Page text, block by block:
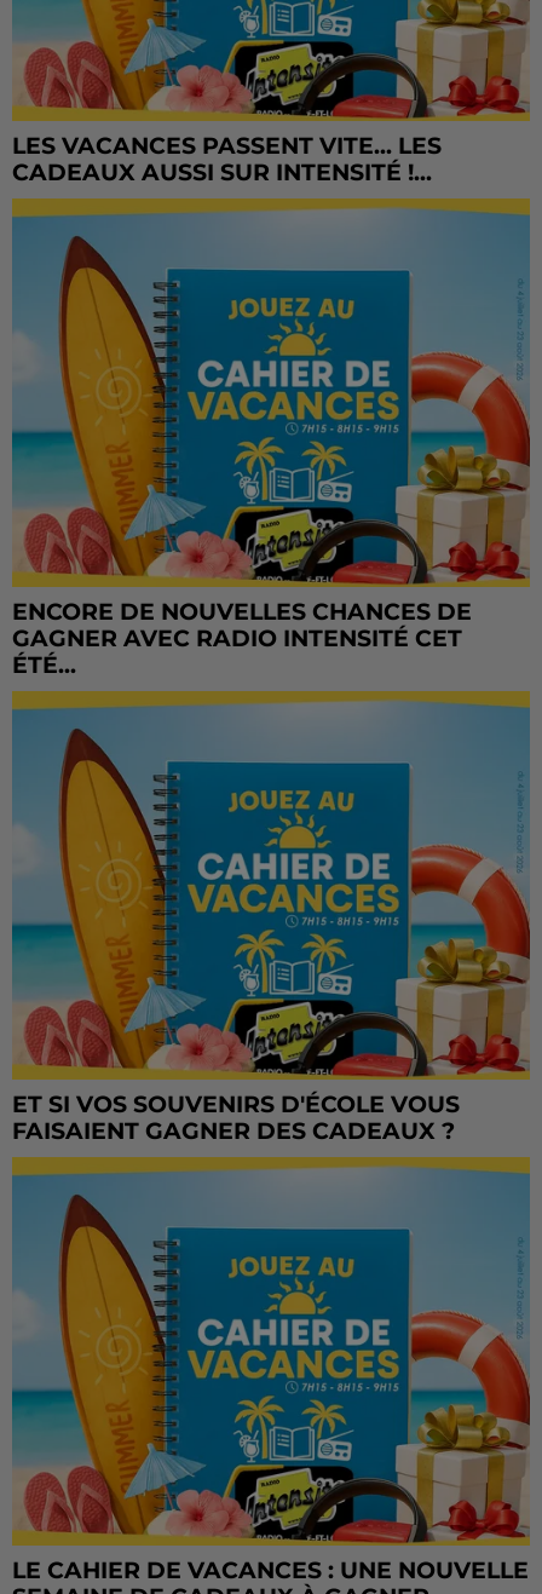
LES VACANCES PASSENT VITE... LES
CADEAUX AUSSI SUR INTENSITÉ !...
ENCORE DE NOUVELLES CHANCES DE
GAGNER AVEC RADIO INTENSITÉ CET
ÉTÉ...
ET SI VOS SOUVENIRS D'ÉCOLE VOUS
FAISAIENT GAGNER DES CADEAUX ?
LE CAHIER DE VACANCES : UNE NOUVELLE